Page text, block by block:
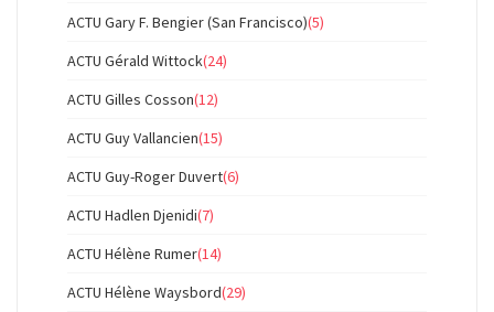
ACTU Gary F. Bengier (San Francisco)(5)
ACTU Gérald Wittock(24)
ACTU Gilles Cosson(12)
ACTU Guy Vallancien(15)
ACTU Guy-Roger Duvert(6)
ACTU Hadlen Djenidi(7)
ACTU Hélène Rumer(14)
ACTU Hélène Waysbord(29)